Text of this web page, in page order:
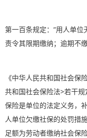
第一百条规定：“用人单
责令其限期缴纳；逾期不
《中华人民共和国社会保
共和国社会保险法>若干
保险是单位的法定义务，
人单位欠缴社保的处罚措
足额为劳动者缴纳社会保